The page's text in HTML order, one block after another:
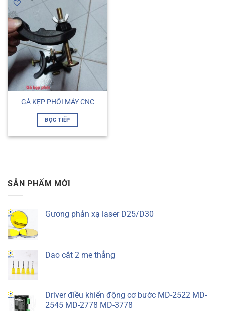
GÁ KẸP PHÔI MÁY CNC
ĐỌC TIẾP
SẢN PHẨM MỚI
Gương phản xạ laser D25/D30
Dao cắt 2 me thẳng
Driver điều khiển động cơ bước MD-2522 MD-
2545 MD-2778 MD-3778